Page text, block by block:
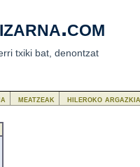
txiki bat, denontzat
meatzeak hileroko